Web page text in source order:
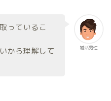
婚活男性
っているこ
から理解して